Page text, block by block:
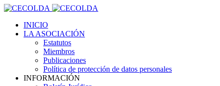
INICIO
LA ASOCIACIÓN
Estatutos
Miembros
Publicaciones
Política de protección de datos personales
INFORMACIÓN